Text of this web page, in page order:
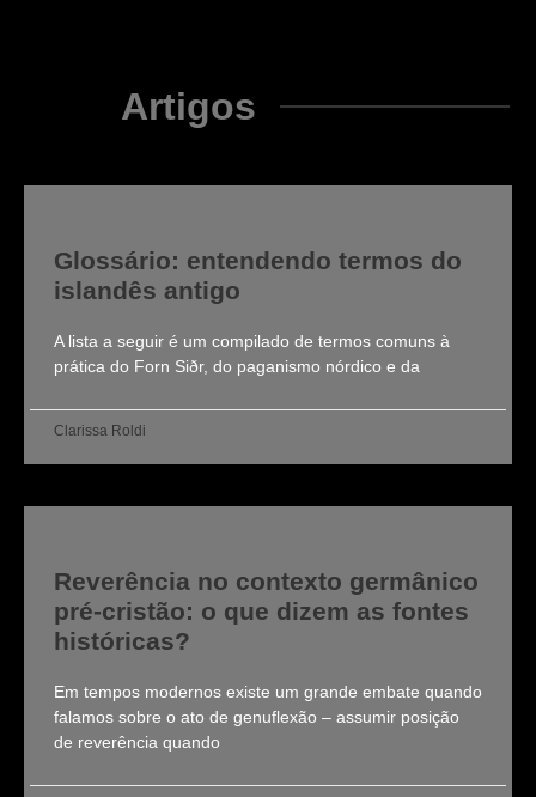
Artigos
Glossário: entendendo termos do
islandês antigo
A lista a seguir é um compilado de termos comuns à
prática do Forn Siðr, do paganismo nórdico e da
Clarissa Roldi
Reverência no contexto germânico
pré-cristão: o que dizem as fontes
históricas?
Em tempos modernos existe um grande embate quando
falamos sobre o ato de genuflexão – assumir posição
de reverência quando